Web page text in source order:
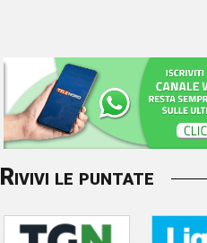
Rivivi le puntate